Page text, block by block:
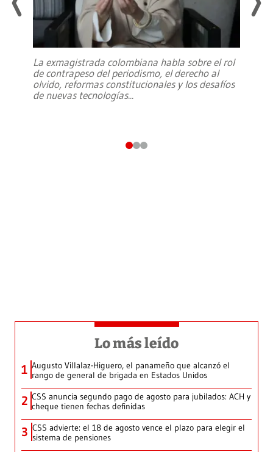
La exmagistrada colombiana habla sobre el rol
de contrapeso del periodismo, el derecho al
olvido, reformas constitucionales y los desafíos
de nuevas tecnologías...
Lo más leído
1 Augusto Villalaz-Higuero, el panameño que alcanzó el
rango de general de brigada en Estados Unidos
2 CSS anuncia segundo pago de agosto para jubilados: ACH y
cheque tienen fechas definidas
3 CSS advierte: el 18 de agosto vence el plazo para elegir el
sistema de pensiones